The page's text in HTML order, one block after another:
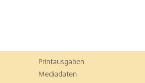
Printausgaben
Mediadaten